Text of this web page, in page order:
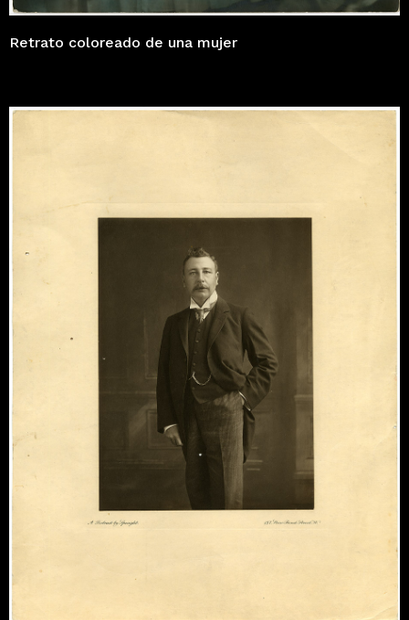
Retrato coloreado de una mujer